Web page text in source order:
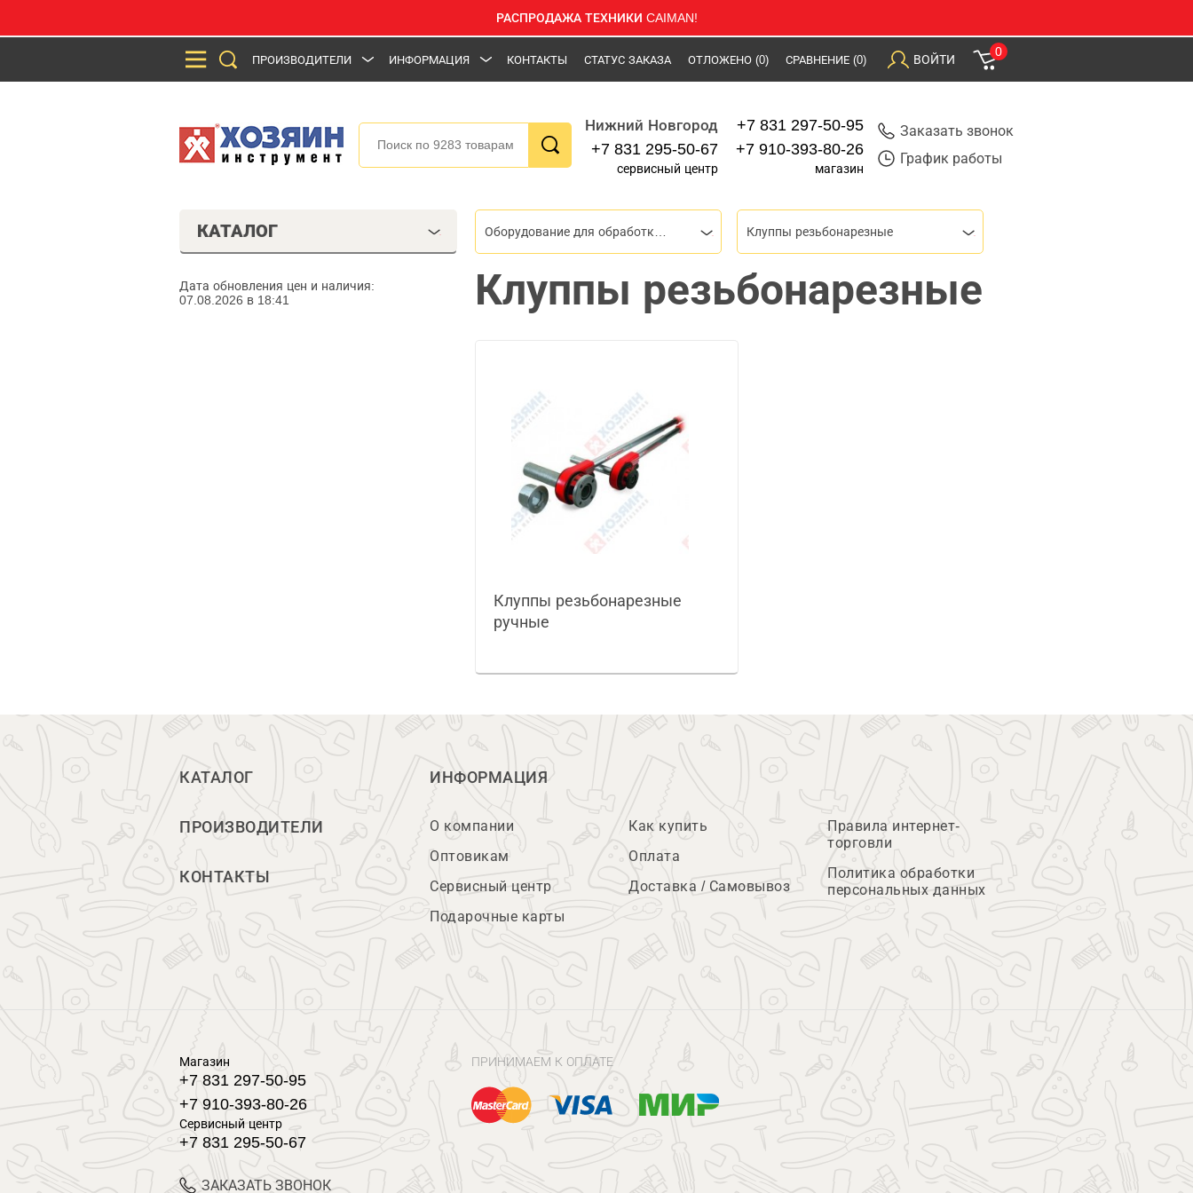
РАСПРОДАЖА ТЕХНИКИ CAIMAN!
ПРОИЗВОДИТЕЛИ ИНФОРМАЦИЯ КОНТАКТЫ СТАТУС ЗАКАЗА ОТЛОЖЕНО (0) СРАВНЕНИЕ (0) ВОЙТИ
0
Нижний Новгород
+7 831 295-50-67
сервисный центр
+7 831 297-50-95
+7 910-393-80-26
магазин
Заказать звонок
График работы
КАТАЛОГ
Дата обновления цен и наличия:
07.08.2026 в 18:41
Клуппы резьбонарезные
Клуппы резьбонарезные
Клуппы резьбонарезные
ручные
КАТАЛОГ
ПРОИЗВОДИТЕЛИ
КОНТАКТЫ
ИНФОРМАЦИЯ
О компании
Оптовикам
Сервисный центр
Подарочные карты
Как купить
Оплата
Доставка / Самовывоз
Правила интернет-
торговли
Политика обработки
персональных данных
Магазин
+7 831 297-50-95
+7 910-393-80-26
Сервисный центр
+7 831 295-50-67
ЗАКАЗАТЬ ЗВОНОК
ПРИНИМАЕМ К ОПЛАТЕ